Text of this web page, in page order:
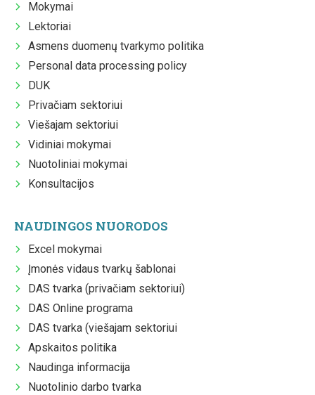
Mokymai
Lektoriai
Asmens duomenų tvarkymo politika
Personal data processing policy
DUK
Privačiam sektoriui
Viešajam sektoriui
Vidiniai mokymai
Nuotoliniai mokymai
Konsultacijos
NAUDINGOS NUORODOS
Excel mokymai
Įmonės vidaus tvarkų šablonai
DAS tvarka (privačiam sektoriui)
DAS Online programa
DAS tvarka (viešajam sektoriui
Apskaitos politika
Naudinga informacija
Nuotolinio darbo tvarka